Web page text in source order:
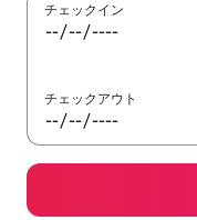
チェックイン
チェックアウト